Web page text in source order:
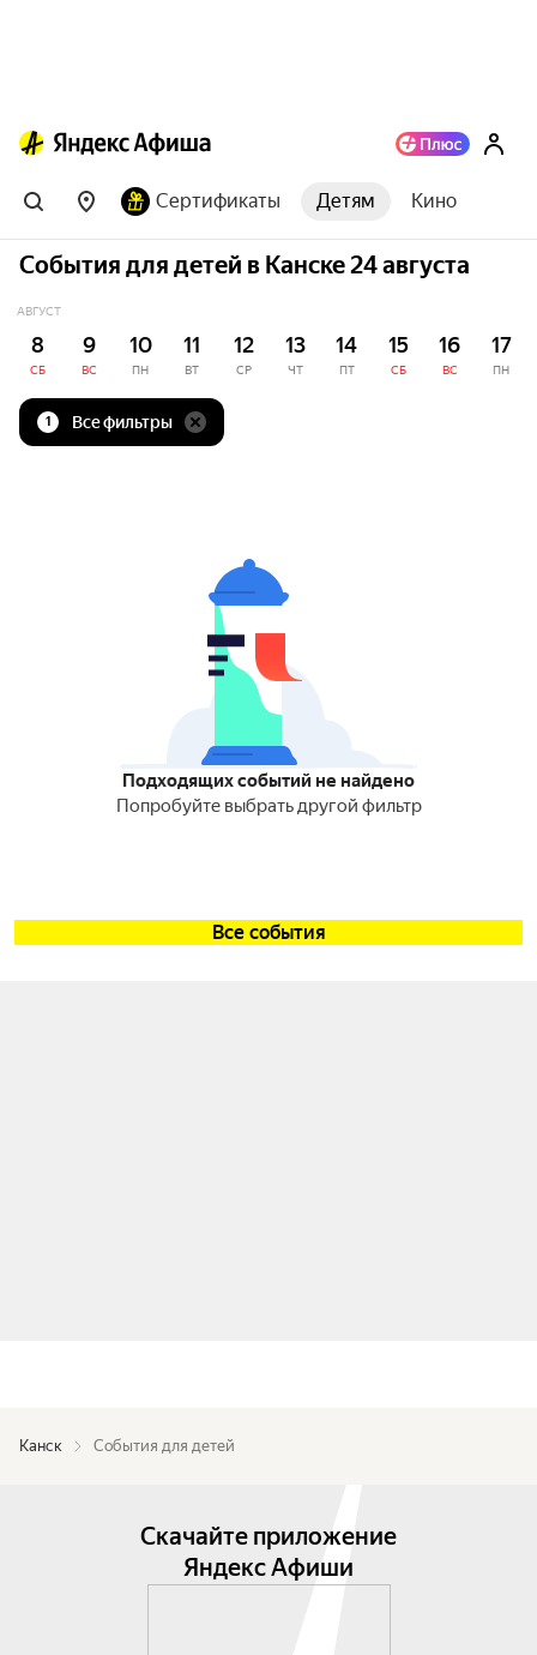
Сертификаты Детям Кино
События для детей в Канске 24 августа
АВГУСТ
8
СБ
9
ВС
10
ПН
11
ВТ
12
СР
13
ЧТ
14
ПТ
15
СБ
16
ВС
17
ПН
1 Все фильтры
Подходящих событий не найдено
Попробуйте выбрать другой фильтр
Все события
Канск События для детей
Скачайте приложение
Яндекс Афиши